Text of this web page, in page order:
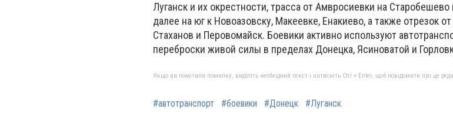
Луганск и их окрестности, трасса от Амвросиевки на
далее на юг к Новоазовску, Макеевке, Енакиево, а также отрезок
Стаханов и Перовомайск. Боевики активно используют
переброски живой силы в пределах Донецка, Ясиноватой и
Якщо ви помітили помилку, виділіть необхідний текст і натисніть Ctrl + Enter, щоб повідомити про це
#автотранспорт #боевики #Донецк #Луганск